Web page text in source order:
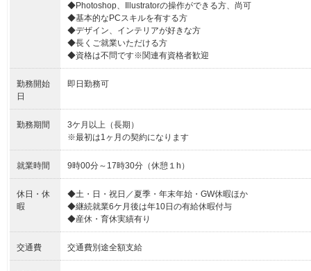
◆Photoshop、Illustratorの操作ができる方、尚可
◆基本的なPCスキルを有する方
◆デザイン、インテリアが好きな方
◆長くご就業いただける方
◆資格は不問です※関連有資格者歓迎
勤務開始
日
即日勤務可
勤務期間
3ケ月以上（長期）
※最初は1ヶ月の契約になります
就業時間 9時00分～17時30分（休憩１h）
休日・休
暇
◆土・日・祝日／夏季・年末年始・GW休暇ほか
◆継続就業6ケ月後は年10日の有給休暇付与
◆産休・育休実績有り
交通費 交通費別途全額支給